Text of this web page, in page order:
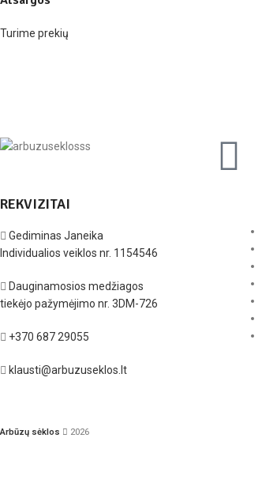
Turime prekių
REKVIZITAI
Gediminas Janeika
Individualios veiklos nr. 1154546
Dauginamosios medžiagos
tiekėjo pažymėjimo nr. 3DM-726
+370 687 29055
klausti@arbuzuseklos.lt
Arbūzų sėklos 2026